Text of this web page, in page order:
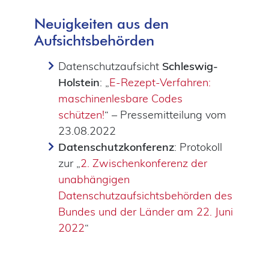
Neuigkeiten aus den
Aufsichtsbehörden
Datenschutzaufsicht Schleswig-
Holstein: „E-Rezept-Verfahren:
maschinenlesbare Codes
schützen!“ – Pressemitteilung vom
23.08.2022
Datenschutzkonferenz: Protokoll
zur „2. Zwischenkonferenz der
unabhängigen
Datenschutzaufsichtsbehörden des
Bundes und der Länder am 22. Juni
2022“